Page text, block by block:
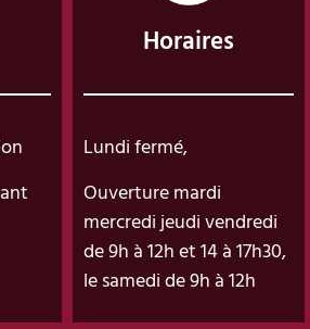
Horaires
Lundi fermé,
Ouverture mardi
mercredi jeudi vendredi
de 9h à 12h et 14 à 17h30,
le samedi de 9h à 12h